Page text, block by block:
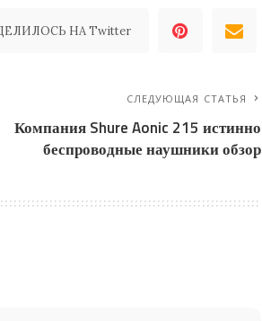
НА Twitter
СЛЕДУЮЩАЯ СТАТЬЯ
Компания Shure Aonic 215 истинно
беспроводные наушники обзор